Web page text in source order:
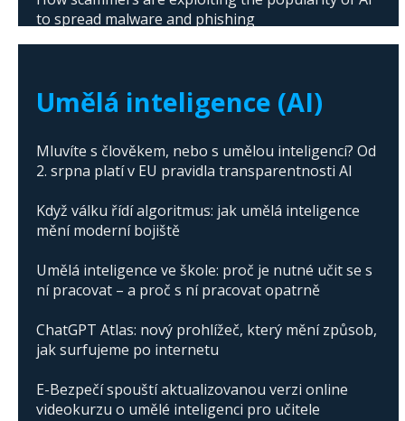
to spread malware and phishing
Umělá inteligence (AI)
Mluvíte s člověkem, nebo s umělou inteligencí? Od
2. srpna platí v EU pravidla transparentnosti AI
Když válku řídí algoritmus: jak umělá inteligence
mění moderní bojiště
Umělá inteligence ve škole: proč je nutné učit se s
ní pracovat – a proč s ní pracovat opatrně
ChatGPT Atlas: nový prohlížeč, který mění způsob,
jak surfujeme po internetu
E-Bezpečí spouští aktualizovanou verzi online
videokurzu o umělé inteligenci pro učitele